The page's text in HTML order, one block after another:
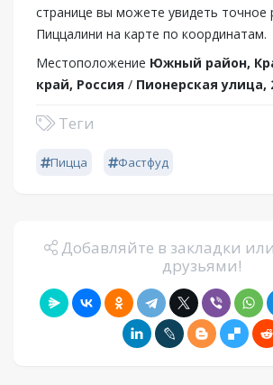
странице вы можете увидеть точное
Пиццалини на карте по координатам.
Местоположение Южный район,
край, Россия / Пионерская улица,
Теги
Пицца Фастфуд
Добавляйте в закладки
друзьями!